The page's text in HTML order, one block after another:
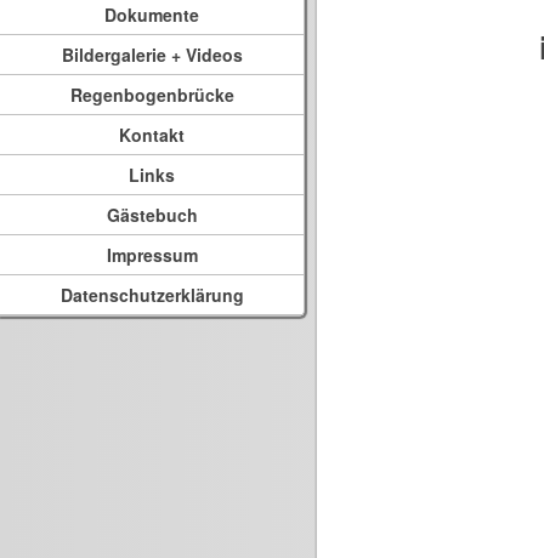
Dokumente
Bildergalerie + Videos
Regenbogenbrücke
Kontakt
Links
Gästebuch
Impressum
Datenschutzerklärung